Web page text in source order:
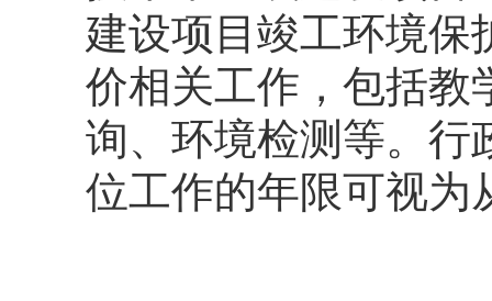
建设项目竣工环境保
价相关工作，包括教
询、环境检测等。行
位工作的年限可视为